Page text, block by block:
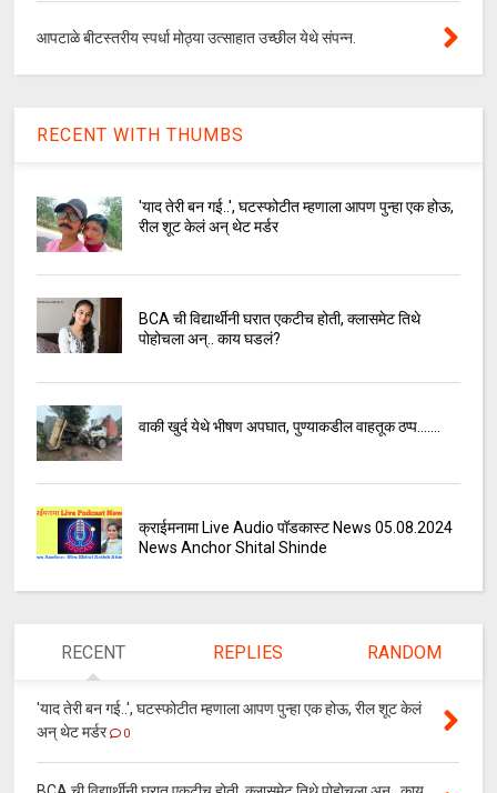
आपटाळे बीटस्तरीय स्पर्धा मोठ्या उत्साहात उच्छील येथे संपन्न.
RECENT WITH THUMBS
'याद तेरी बन गई..', घटस्फोटीत म्हणाला आपण पुन्हा एक होऊ,
रील शूट केलं अन् थेट मर्डर
BCA ची विद्यार्थीनी घरात एकटीच होती, क्लासमेट तिथे
पोहोचला अन्.. काय घडलं?
वाकी खुर्द येथे भीषण अपघात, पुण्याकडील वाहतूक ठप्प.......
क्राईमनामा Live Audio पॉडकास्ट News 05.08.2024
News Anchor Shital Shinde
RECENT REPLIES RANDOM
'याद तेरी बन गई..', घटस्फोटीत म्हणाला आपण पुन्हा एक होऊ, रील शूट केलं
अन् थेट मर्डर
0